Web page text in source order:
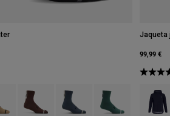
of Preto.
swatch type of Açúcar mascavado.
Product swatch type of Castanho de
Product swatch type of
Product swatch
Jaqueta
99,99 €